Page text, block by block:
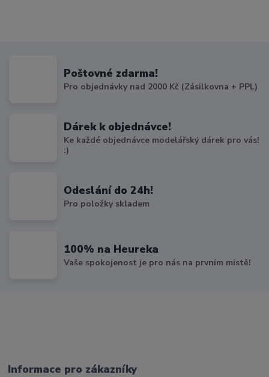
Poštovné zdarma!
Pro objednávky nad 2000 Kč (Zásilkovna + PPL)
Dárek k objednávce!
Ke každé objednávce modelářský dárek pro vás!
:)
Odeslání do 24h!
Pro položky skladem
100% na Heureka
Vaše spokojenost je pro nás na prvním místě!
Informace pro zákazníky